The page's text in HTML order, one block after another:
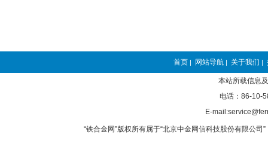
首页 | 网站导航 | 关于我们 |
本站所载信息
电话：86-10-
E-
“铁合金网”版权所有属于“北京中金网信科技股份有限公司